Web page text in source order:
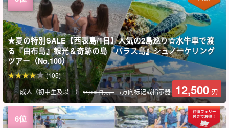
★夏の特別SALE【西表島/1日】人気の2島巡り☆水牛車で渡
る『由布島』観光＆奇跡の島『バラス島』シュノーケリング
ツアー（No.100）
成人（初中生及以上） 14,000 日元。→方向标记或指示器 12,500 刃
(105)